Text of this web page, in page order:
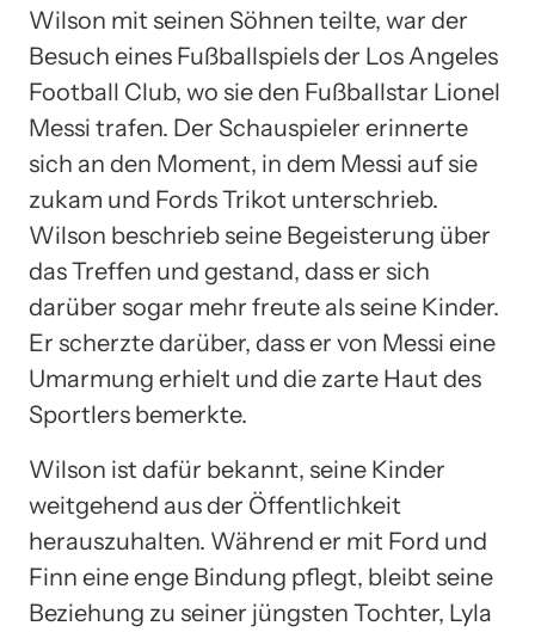
Wilson mit seinen Söhnen teilte, war der
Besuch eines Fußballspiels der Los Angeles
Football Club, wo sie den Fußballstar Lionel
Messi trafen. Der Schauspieler erinnerte
sich an den Moment, in dem Messi auf sie
zukam und Fords Trikot unterschrieb.
Wilson beschrieb seine Begeisterung über
das Treffen und gestand, dass er sich
darüber sogar mehr freute als seine Kinder.
Er scherzte darüber, dass er von Messi eine
Umarmung erhielt und die zarte Haut des
Sportlers bemerkte.
Wilson ist dafür bekannt, seine Kinder
weitgehend aus der Öffentlichkeit
herauszuhalten. Während er mit Ford und
Finn eine enge Bindung pflegt, bleibt seine
Beziehung zu seiner jüngsten Tochter, Lyla